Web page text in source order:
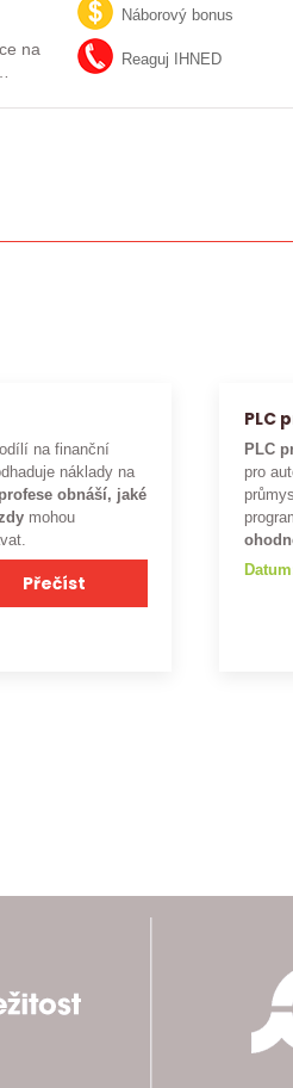
na
Náborový bonus
Reaguj IHNED
na finanční
náklady na
obnáší, jaké
mohou
Přečíst
PLC
PLC
pro